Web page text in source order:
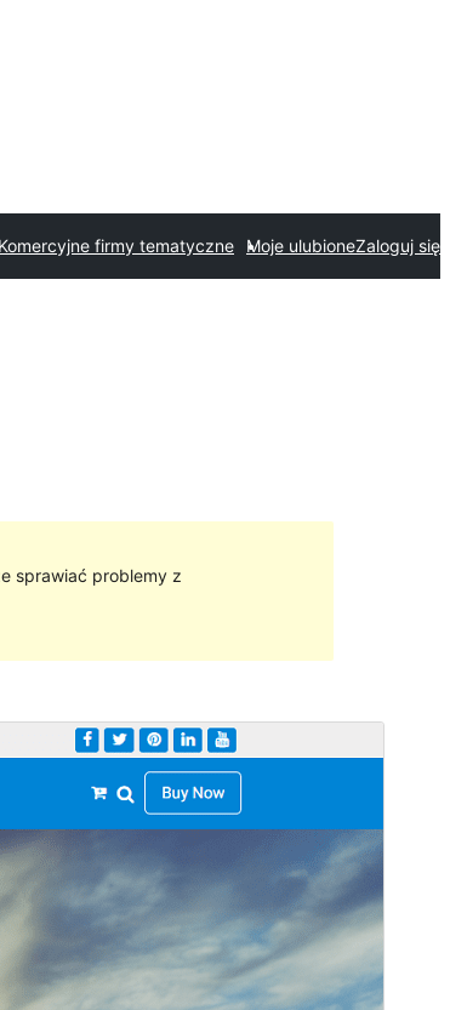
Komercyjne firmy tematyczne Moje ulubioneZaloguj się
sprawiać problemy z
2022-06-10
30+
5.6
motywu